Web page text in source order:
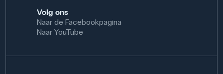
Volg ons
Naar de Facebookpagina
Naar YouTube